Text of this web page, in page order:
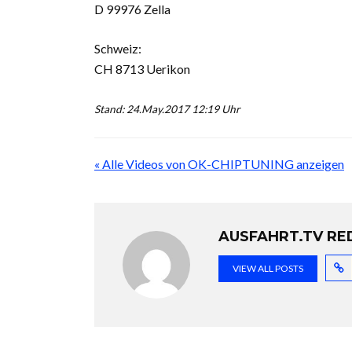
D 99976 Zella
Schweiz:
CH 8713 Uerikon
Stand: 24.May.2017 12:19 Uhr
« Alle Videos von OK-CHIPTUNING anzeigen
AUSFAHRT.TV
VIEW ALL POSTS